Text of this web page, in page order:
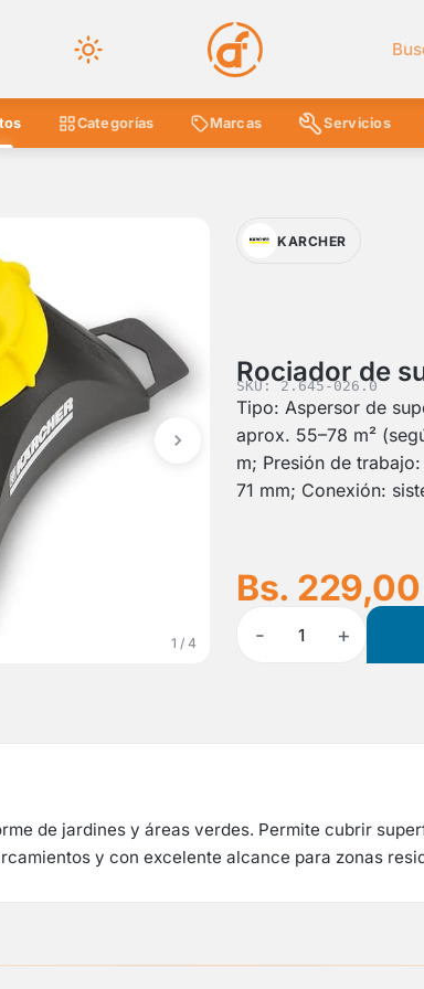
Categorías Marcas Servicios
1 / 4
KARCHER
Rociador de
SKU: 2.645-026.0
Tipo: Aspersor de
aprox. 55–78 m²
m; Presión de
71 mm; Conexión:
Bs. 229,00
- 1 +
de jardines y áreas verdes. Permite cubrir
y con excelente alcance para zonas